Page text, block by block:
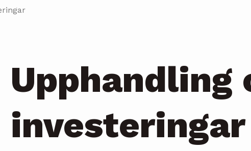
Upphandling
investeringar